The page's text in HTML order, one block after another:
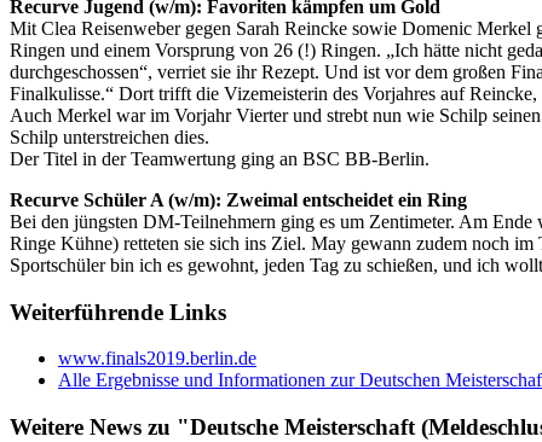
Recurve Jugend (w/m): Favoriten kämpfen um Gold
Mit Clea Reisenweber gegen Sarah Reincke sowie Domenic
Ringen und einem Vorsprung von 26 (!) Ringen. „Ich hätte nicht
durchgeschossen“, verriet sie ihr Rezept. Und ist vor dem großen
Finalkulisse.“ Dort trifft die Vizemeisterin des Vorjahres auf
Auch Merkel war im Vorjahr Vierter und strebt nun wie Schilp
Schilp unterstreichen dies.
Der Titel in der Teamwertung ging an BSC BB-Berlin.
Recurve Schüler A (w/m): Zweimal entscheidet ein Ring
Bei den jüngsten DM-Teilnehmern ging es um Zentimeter. Am
Ringe Kühne) retteten sie sich ins Ziel. May gewann zudem noch
Sportschüler bin ich es gewohnt, jeden Tag zu schießen, und ich
Weiterführende Links
www.finals2019.berlin.de
Alle Ergebnisse und Informationen zur Deutschen
Weitere News zu "Deutsche Meisterschaft